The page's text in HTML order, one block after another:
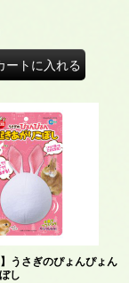
ートに入れる
うさぎのぴょんぴょん
し